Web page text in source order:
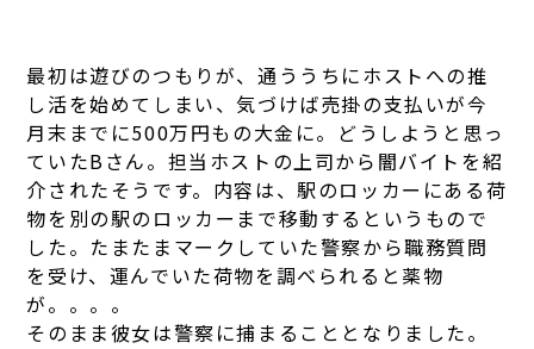
最初は遊びのつもりが、通ううちにホストへの推
し活を始めてしまい、気づけば売掛の支払いが今
月末までに500万円もの大金に。どうしようと思っ
ていたBさん。担当ホストの上司から闇バイトを紹
介されたそうです。内容は、駅のロッカーにある荷
物を別の駅のロッカーまで移動するというもので
した。たまたまマークしていた警察から職務質問
を受け、運んでいた荷物を調べられると薬物
が。。。。
そのまま彼女は警察に捕まることとなりました。